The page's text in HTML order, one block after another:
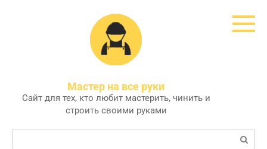
Мастер на все руки
Сайт для тех, кто любит мастерить, чинить и
строить своими руками
Поиск: